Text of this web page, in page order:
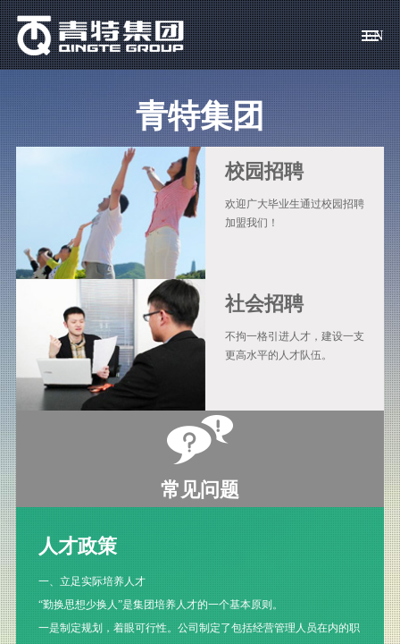
EN
青 特
集团概况
集团领导
智造
驱动、转向桥
专用汽车
创 新
科技宗旨
创新体系
营 销
产品销售
客户服务
求 贤
校园招聘
社会招聘
常见问题
青特集团
校园招聘
欢迎广大毕业生通过校园招聘
加盟我们！
社会招聘
不拘一格引进人才，建设一支
更高水平的人才队伍。
常见问题
人才政策
一、立足实际培养人才
“勤换思想少换人”是集团培养人才的一个基本原则。
一是制定规划，着眼可行性。公司制定了包括经营管理人员在内的职